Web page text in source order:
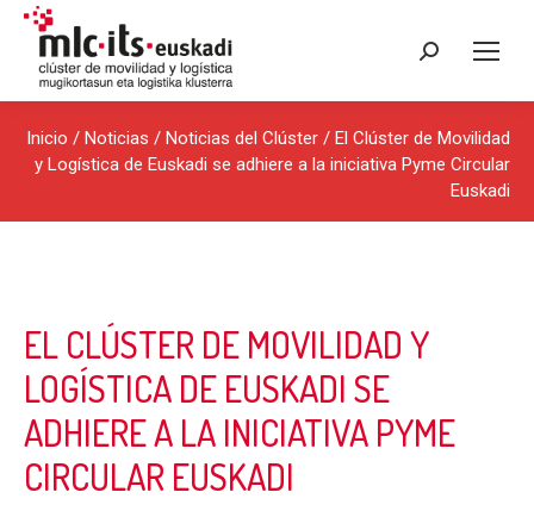
Buscar:
Inicio / Noticias / Noticias del Clúster / El Clúster de Movilidad
y Logística de Euskadi se adhiere a la iniciativa Pyme Circular
Euskadi
EL CLÚSTER DE MOVILIDAD Y
LOGÍSTICA DE EUSKADI SE
ADHIERE A LA INICIATIVA PYME
CIRCULAR EUSKADI